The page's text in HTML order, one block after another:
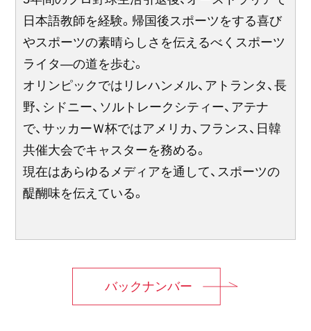
日本語教師を経験。帰国後スポーツをする喜び
やスポーツの素晴らしさを伝えるべくスポーツ
ライタ―の道を歩む。
オリンピックではリレハンメル、アトランタ、長
野、シドニー、ソルトレークシティー、アテナ
で、サッカーＷ杯ではアメリカ、フランス、日韓
共催大会でキャスターを務める。
現在はあらゆるメディアを通して、スポーツの
醍醐味を伝えている。
バックナンバー